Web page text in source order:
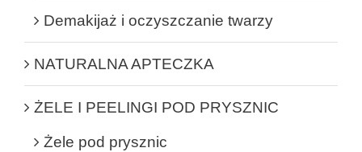
Demakijaż i oczyszczanie twarzy
NATURALNA APTECZKA
ŻELE I PEELINGI POD PRYSZNIC
Żele pod prysznic